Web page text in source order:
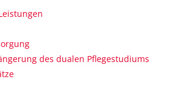
des dualen Pflegestudiums